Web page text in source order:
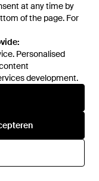
at any time by
of the page. For
Personalised
development.
at any time by
of the page. For
Personalised
development.
,Leer Camera
- Zwart